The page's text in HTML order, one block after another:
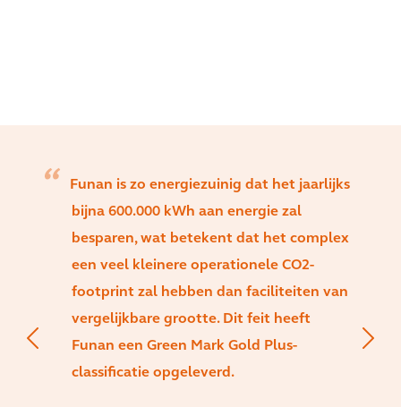
Funan is zo energiezuinig dat het jaarlijks
bijna 600.000 kWh aan energie zal
besparen, wat betekent dat het complex
een veel kleinere operationele CO2-
footprint zal hebben dan faciliteiten van
vergelijkbare grootte. Dit feit heeft
Funan een Green Mark Gold Plus-
classificatie opgeleverd.